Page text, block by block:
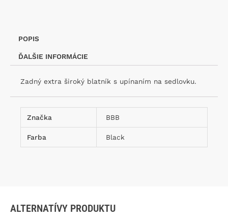
POPIS
ĎALŠIE INFORMÁCIE
Zadný extra široký blatník s upínaním na sedlovku.
Značka BBB
Farba Black
ALTERNATÍVY PRODUKTU